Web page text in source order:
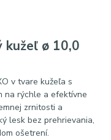
kužeľ ø 10,0
v tvare kužeľa s
na rýchle a efektívne
zrnitosti a
lesk bez prehrievania,
ošetrení.